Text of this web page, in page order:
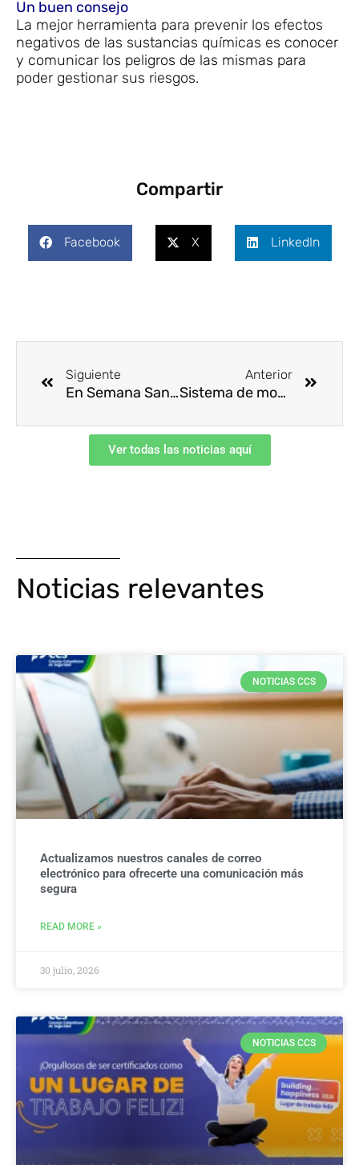
Un buen consejo
La mejor herramienta para prevenir los efectos
negativos de las sustancias químicas es conocer
y comunicar los peligros de las mismas para
poder gestionar sus riesgos.
Compartir
Facebook X LinkedIn
Siguiente
En Semana Santa, la prevención es de todos
Anterior
Sistema de monitoreo de gestión integrado de riesgos más allá de las ISO
Ver todas las noticias aquí
Noticias relevantes
NOTICIAS CCS
Actualizamos nuestros canales de correo
electrónico para ofrecerte una comunicación más
segura
READ MORE »
30 julio, 2026
NOTICIAS CCS